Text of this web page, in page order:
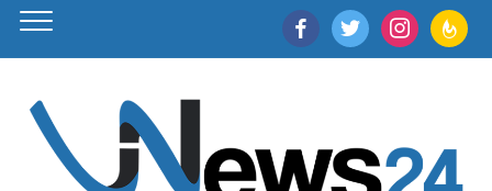
facebooktwitter instagram